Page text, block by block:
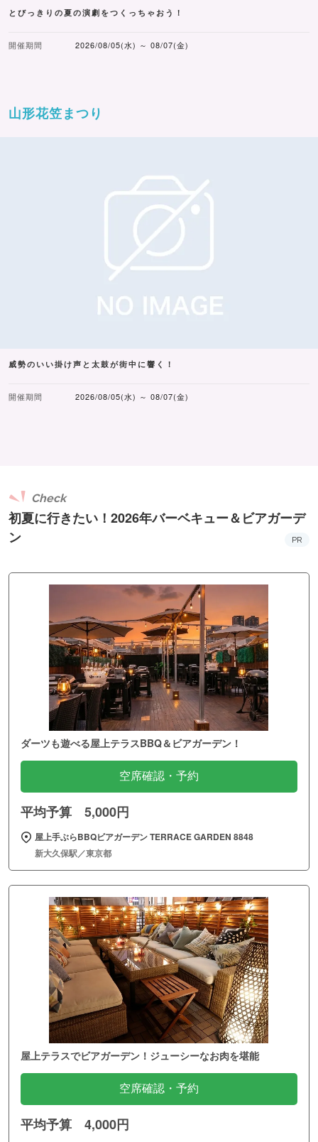
とびっきりの夏の演劇をつくっちゃおう！
開催期間 2026/08/05(水) ～ 08/07(金)
山形花笠まつり
威勢のいい掛け声と太鼓が街中に響く！
開催期間 2026/08/05(水) ～ 08/07(金)
初夏に行きたい！2026年バーベキュー＆ビアガーデ
ン
Check
PR
ダーツも遊べる屋上テラスBBQ＆ビアガーデン！
空席確認・予約
平均予算 5,000円
屋上手ぶらBBQビアガーデン TERRACE GARDEN 8848
新大久保駅／東京都
屋上テラスでビアガーデン！ジューシーなお肉を堪能
空席確認・予約
平均予算 4,000円